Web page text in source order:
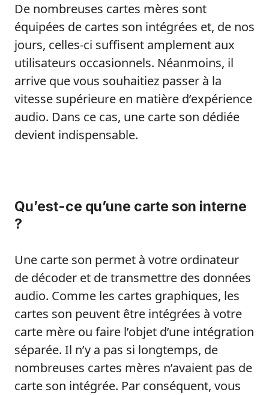
De nombreuses cartes mères sont
équipées de cartes son intégrées et, de nos
jours, celles-ci suffisent amplement aux
utilisateurs occasionnels. Néanmoins, il
arrive que vous souhaitiez passer à la
vitesse supérieure en matière d’expérience
audio. Dans ce cas, une carte son dédiée
devient indispensable.
Qu’est-ce qu’une carte son interne
?
Une carte son permet à votre ordinateur
de décoder et de transmettre des données
audio. Comme les cartes graphiques, les
cartes son peuvent être intégrées à votre
carte mère ou faire l’objet d’une intégration
séparée. Il n’y a pas si longtemps, de
nombreuses cartes mères n’avaient pas de
carte son intégrée. Par conséquent, vous